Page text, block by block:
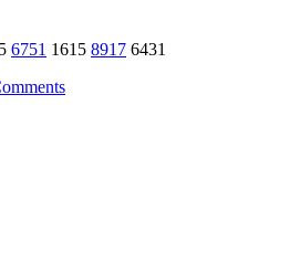
6751 1615 8917 6431